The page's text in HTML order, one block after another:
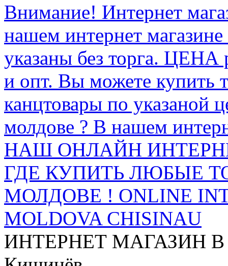
Внимание! Интернет
нашем интернет
указаны без торга.
и опт. Вы можете купить
канцтовары по указаной
молдове ? В нашем
НАШ ОНЛАЙН
ГДЕ КУПИТЬ ЛЮБЫЕ
МОЛДОВЕ ! ONLINE
MOLDOVA CHISINAU
ИНТЕРНЕТ МАГАЗИН